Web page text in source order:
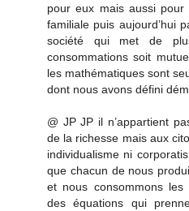
pour eux mais aussi
familiale puis aujourd’hui
société qui met de
consommations soit
les mathématiques sont
dont nous avons défini
@ JP JP il n’appartient
de la richesse mais aux
individualisme ni
que chacun de nous
et nous consommons
des équations qui